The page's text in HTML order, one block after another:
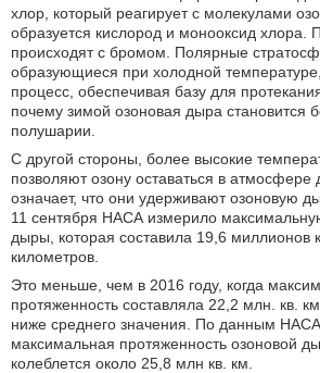
хлор, который реагирует с молекулами
образуется кислород и монооксид хлора.
происходят с бромом. Полярные
образующиеся при холодной
процесс, обеспечивая базу для
почему зимой озоновая дыра
полушарии.
С другой стороны, более высокие
позволяют озону оставаться в атмосфере
означает, что они удерживают озоновую
11 сентября НАСА измерило
дыры, которая составила 19,6 миллионов
километров.
Это меньше, чем в 2016 году, когда
протяженность составляла 22,2 млн. кв.
ниже среднего значения. По данным
максимальная протяженность озоновой
колеблется около 25,8 млн кв. км.